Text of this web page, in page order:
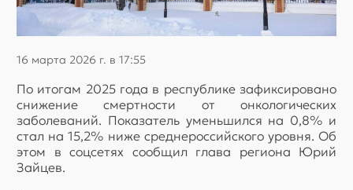
16 марта 2026 г. в 17:55
По итогам 2025 года в республике зафиксировано
снижение смертности от онкологических
заболеваний. Показатель уменьшился на 0,8% и
стал на 15,2% ниже среднероссийского уровня. Об
этом в соцсетях сообщил глава региона Юрий
Зайцев.